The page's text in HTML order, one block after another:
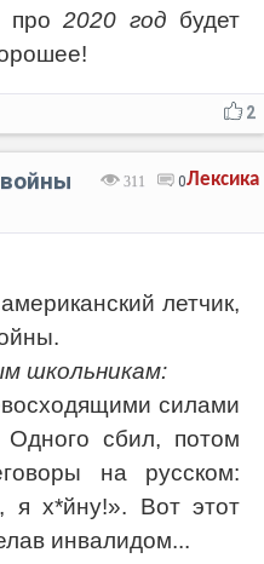
про 2020 год будет
2
Лексика
311 0
летчик,
школьникам:
силами
Одного сбил, потом
на русском:
я х*йну!». Вот этот
инвалидом...